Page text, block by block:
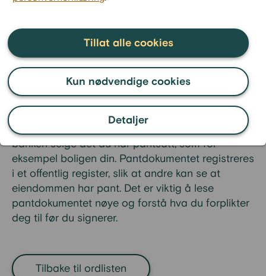
Detaljer
Kun nødvendige cookies
Tillat alle cookies
Et pantdokument er en avtale
som viser at du gir sikkerhet for
et lån ved å bruke en eiendom
eller annen verdigjenstand, som
for eksempel en bil.
Dokumentet sier hva som er pantsatt, hvor mye
du låner, og hvilke regler som gjelder for pantet.
Hvis du ikke klarer å betale tilbake lånet, kan
banken selge det du har pantsatt, som for
eksempel boligen din. Pantdokumentet registreres
i et offentlig register, slik at andre kan se at
eiendommen har pant. Det er viktig å lese
pantdokumentet nøye og forstå hva du forplikter
deg til før du signerer.
Tilbake til ordlisten